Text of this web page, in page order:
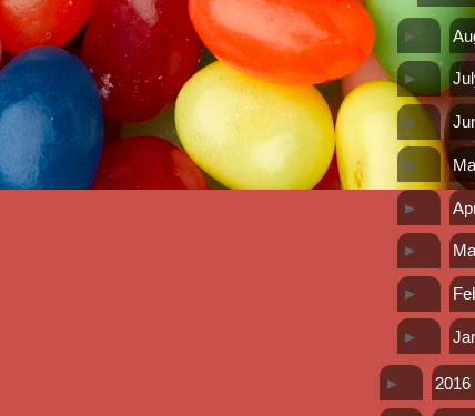
►
►
►
►
►
►
►
►
► 2016